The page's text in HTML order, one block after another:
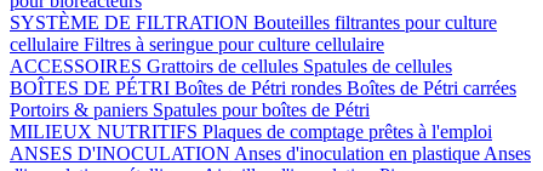
SYSTÈME DE FILTRATION Bouteilles filtrantes pour culture
cellulaire Filtres à seringue pour culture cellulaire
ACCESSOIRES Grattoirs de cellules Spatules de cellules
BOÎTES DE PÉTRI Boîtes de Pétri rondes Boîtes de Pétri carrées
Portoirs & paniers Spatules pour boîtes de Pétri
MILIEUX NUTRITIFS Plaques de comptage prêtes à l'emploi
ANSES D'INOCULATION Anses d'inoculation en plastique Anses